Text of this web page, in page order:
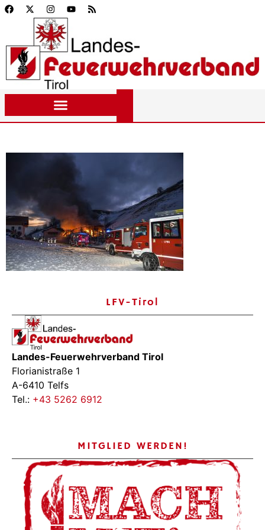
LFV-Tirol
Landes-Feuerwehrverband Tirol
Florianistraße 1
A-6410 Telfs
Tel.: +43 5262 6912
MITGLIED WERDEN!